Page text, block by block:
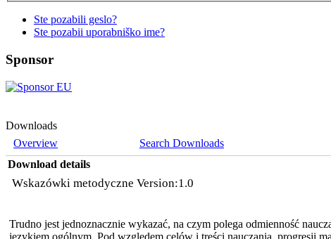
Ste pozabili geslo?
Ste pozabii uporabniško ime?
Sponsor
Downloads
Overview
Search Downloads
Download details
Wskazówki metodyczne Version:1.0
Trudno jest jednoznacznie wykazać, na czym polega odmienność
językiem ogólnym. Pod względem celów i treści nauczania, progresji